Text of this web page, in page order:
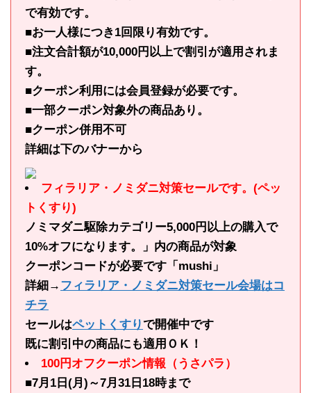
で有効です。
■お一人様につき1回限り有効です。
■注文合計額が10,000円以上で割引が適用されま
す。
■クーポン利用には会員登録が必要です。
■一部クーポン対象外の商品あり。
■クーポン併用不可
詳細は下のバナーから
フィラリア・ノミダニ対策セールです。(ペッ
トくすり)
ノミマダニ駆除カテゴリー5,000円以上の購入で
10%オフになります。」内の商品が対象
クーポンコードが必要です「mushi」
詳細→ フィラリア・ノミダニ対策セール会場はコ
チラ
セールはペットくすりで開催中です
既に割引中の商品にも適用ＯＫ！
100円オフクーポン情報（うさパラ）
■7月1日(月)～7月31日18時まで